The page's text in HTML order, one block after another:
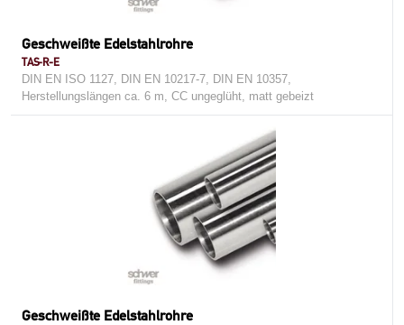
Geschweißte Edelstahlrohre
TAS-R-E
DIN EN ISO 1127, DIN EN 10217-7, DIN EN 10357,
Herstellungslängen ca. 6 m, CC ungeglüht, matt gebeizt
Geschweißte Edelstahlrohre